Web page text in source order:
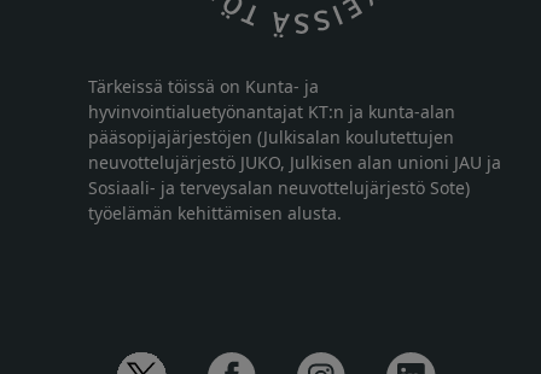
Tärkeissä töissä on Kunta- ja
hyvinvointialuetyönantajat KT:n ja kunta-alan
pääsopijajärjestöjen (Julkisalan koulutettujen
neuvottelujärjestö JUKO, Julkisen alan unioni JAU ja
Sosiaali- ja terveysalan neuvottelujärjestö Sote)
työelämän kehittämisen alusta.